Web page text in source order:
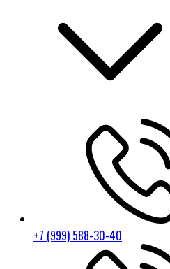
+7 (999) 588-30-40